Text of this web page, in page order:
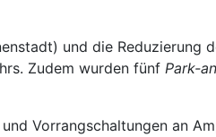
und die Reduzierung
Zudem wurden fünf Park-
Vorrangschaltungen an